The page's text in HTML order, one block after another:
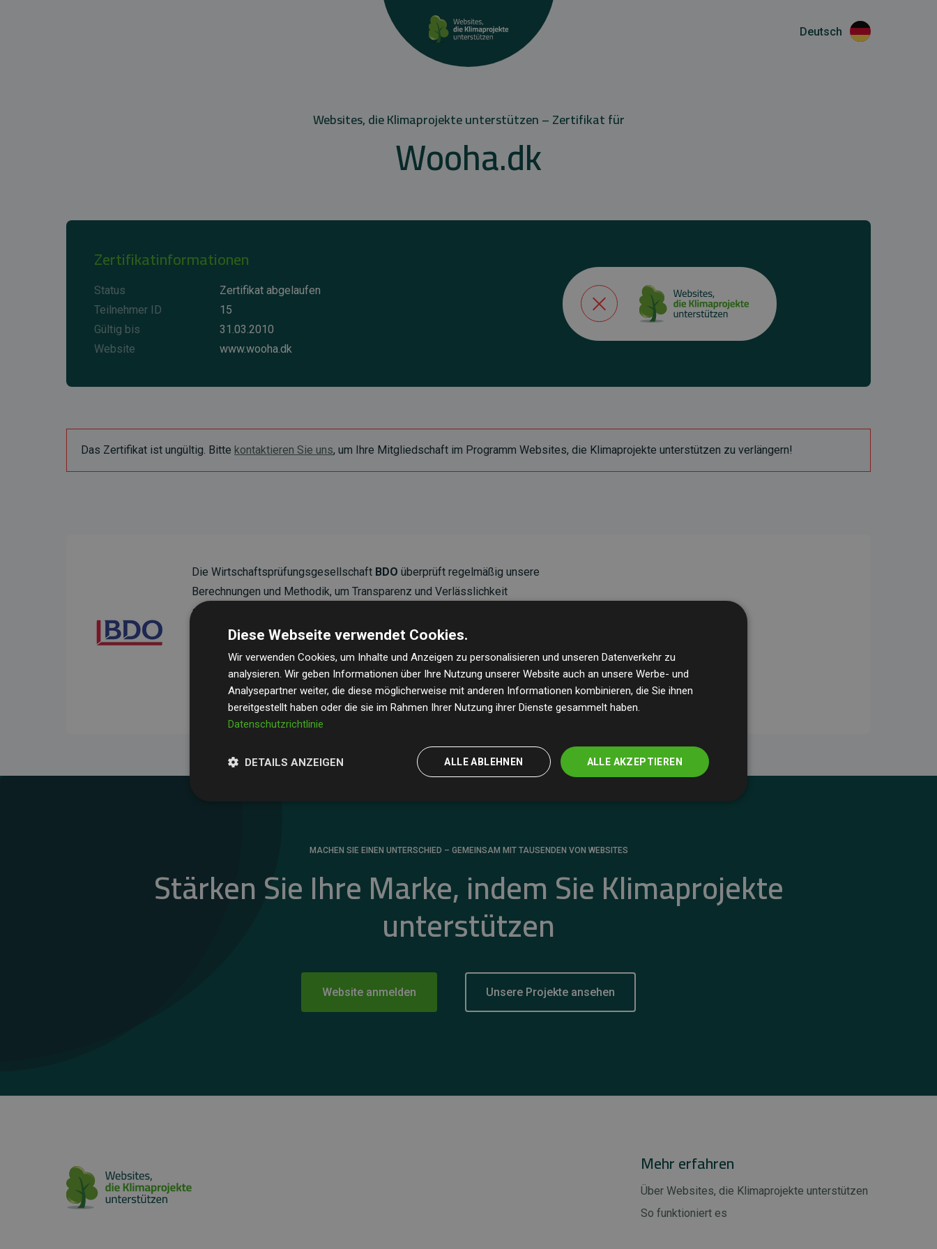
Deutsch
Websites, die Klimaprojekte unterstützen – Zertifikat für
Wooha.dk
Zertifikatinformationen
Status
Zertifikat abgelaufen
Teilnehmer ID
15
Gültig bis
31.03.2010
Website
www.wooha.dk
Das Zertifikat ist ungültig. Bitte kontaktieren Sie uns, um Ihre Mitgliedschaft im Programm Websites, die Klimaprojekte unterstützen zu verlängern!
Die Wirtschaftsprüfungsgesellschaft BDO überprüft regelmäßig unsere
Berechnungen und Methodik, um Transparenz und Verlässlichkeit
sicherzustellen.
Ihre Prüfungen belegen, dass unsere Investitionen in Klimaschutzprojekte im
Durchschnitt200 % der geschätzten CO₂-Emissionender teilnehmenden
Websites kompensieren – ein klarer Nachweis für die messbare Klimawirkung
unseres Ansatzes.
MACHEN SIE EINEN UNTERSCHIED – GEMEINSAM MIT TAUSENDEN VON WEBSITES
Stärken Sie Ihre Marke, indem Sie Klimaprojekte
unterstützen
Website anmelden Unsere Projekte ansehen
Mehr erfahren
Über Websites, die Klimaprojekte unterstützen
So funktioniert es
Diese Webseite verwendet Cookies.
Wir verwenden Cookies, um Inhalte und Anzeigen zu personalisieren und unseren Datenverkehr zu
analysieren. Wir geben Informationen über Ihre Nutzung unserer Website auch an unsere Werbe- und
Analysepartner weiter, die diese möglicherweise mit anderen Informationen kombinieren, die Sie ihnen
bereitgestellt haben oder die sie im Rahmen Ihrer Nutzung ihrer Dienste gesammelt haben.
Datenschutzrichtlinie
ALLE AKZEPTIEREN
ALLE ABLEHNEN
DETAILS ANZEIGEN